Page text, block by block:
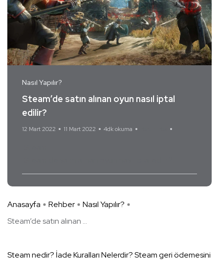
Nasıl Yapılır?
Steam’de satın alınan oyun nasıl iptal
edilir?
12 Mart 2022 11 Mart 2022 4dk okuma
Anasayfa Rehber
Nasıl Yapılır?
Steam’de satın alınan ...
Steam nedir? İade Kuralları Nelerdir? Steam geri ödemesini